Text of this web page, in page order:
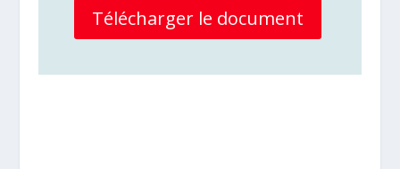
Télécharger le document